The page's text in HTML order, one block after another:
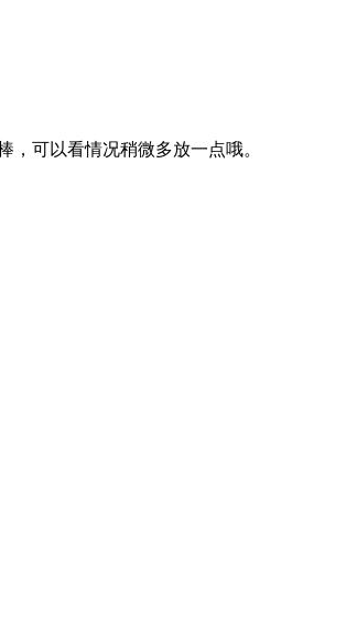
可以看情况稍微多放一点哦。